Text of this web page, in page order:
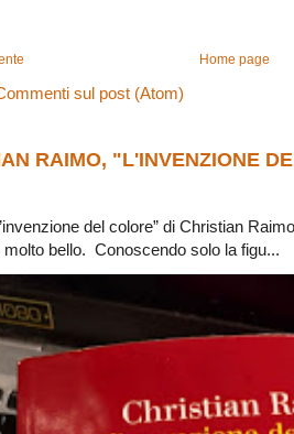
Home page
sul post (Atom)
RAIMO, "L'INVENZIONE
del colore” di Christian
molto bello. Conoscendo solo la figu...